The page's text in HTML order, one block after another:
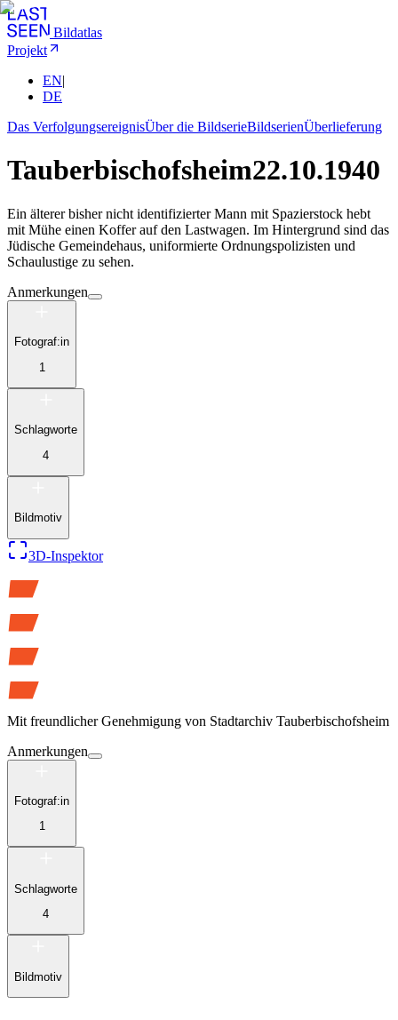
Bildatlas
Projekt
EN|
DE
Das VerfolgungsereignisÜber die BildserieBildserienÜberlieferung
Tauberbischofsheim22.10.1940
Ein älterer bisher nicht identifizierter Mann mit Spazierstock hebt
mit Mühe einen Koffer auf den Lastwagen. Im Hintergrund sind das
Jüdische Gemeindehaus, uniformierte Ordnungspolizisten und
Schaulustige zu sehen.
Anmerkungen
Fotograf:in
1
Schlagworte
4
Bildmotiv
3D-Inspektor
Mit freundlicher Genehmigung von Stadtarchiv Tauberbischofsheim
Anmerkungen
Fotograf:in
1
Schlagworte
4
Bildmotiv